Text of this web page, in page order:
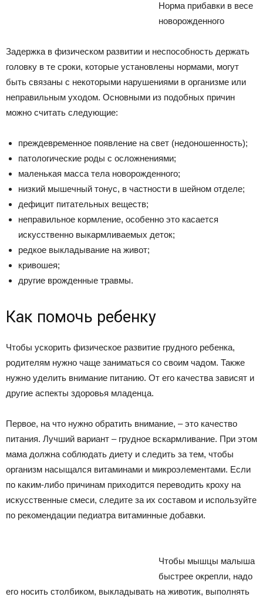
Норма прибавки в весе
новорожденного
Задержка в физическом развитии и неспособность держать
головку в те сроки, которые установлены нормами, могут
быть связаны с некоторыми нарушениями в организме или
неправильным уходом. Основными из подобных причин
можно считать следующие:
преждевременное появление на свет (недоношенность);
патологические роды с осложнениями;
маленькая масса тела новорожденного;
низкий мышечный тонус, в частности в шейном отделе;
дефицит питательных веществ;
неправильное кормление, особенно это касается
искусственно выкармливаемых деток;
редкое выкладывание на живот;
кривошея;
другие врожденные травмы.
Как помочь ребенку
Чтобы ускорить физическое развитие грудного ребенка,
родителям нужно чаще заниматься со своим чадом. Также
нужно уделить внимание питанию. От его качества зависят и
другие аспекты здоровья младенца.
Первое, на что нужно обратить внимание, – это качество
питания. Лучший вариант – грудное вскармливание. При этом
мама должна соблюдать диету и следить за тем, чтобы
организм насыщался витаминами и микроэлементами. Если
по каким-либо причинам приходится переводить кроху на
искусственные смеси, следите за их составом и используйте
по рекомендации педиатра витаминные добавки.
Чтобы мышцы малыша
быстрее окрепли, надо
его носить столбиком, выкладывать на животик, выполнять